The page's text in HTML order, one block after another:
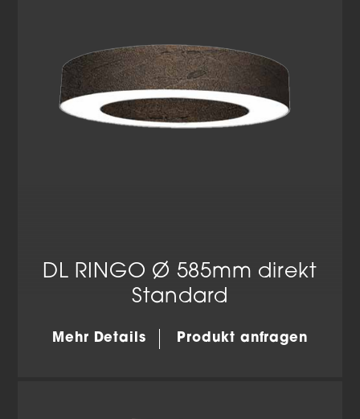
DL RINGO Ø 585mm direkt
Standard
Mehr Details Produkt anfragen